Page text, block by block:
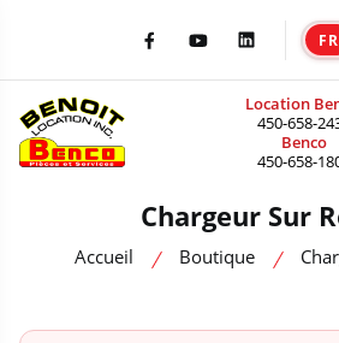
FacebookYoutubeLinkedIn FR
Location
450-658-
Benco
450-658-
Chargeur Sur
Accueil Boutique